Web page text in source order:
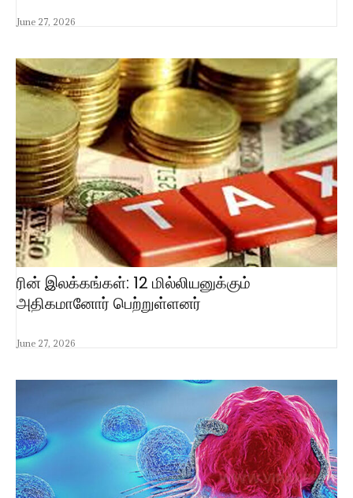
June 27, 2026
ரின் இலக்கங்கள்: 12 மில்லியனுக்கும்
அதிகமானோர் பெற்றுள்ளனர்
June 27, 2026